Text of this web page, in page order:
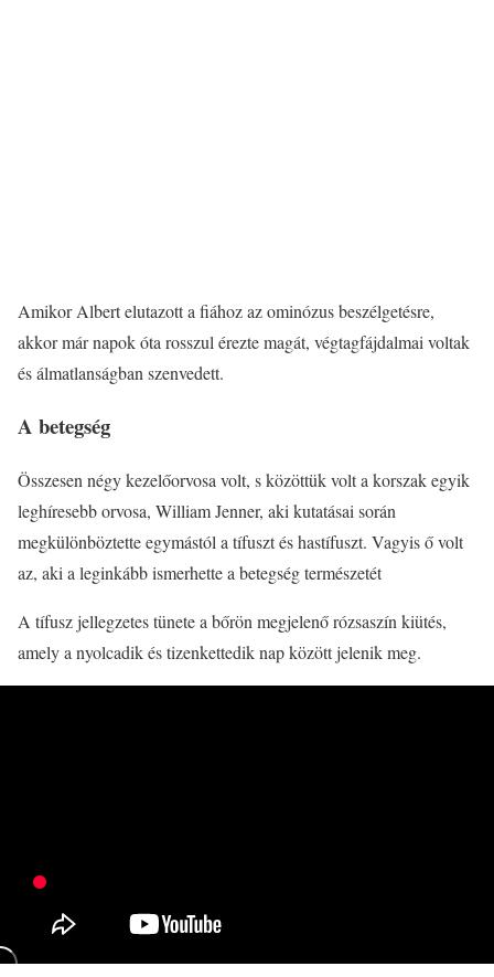
Amikor Albert elutazott a fiához az ominózus beszélgetésre,
akkor már napok óta rosszul érezte magát, végtagfájdalmai voltak
és álmatlanságban szenvedett.
A betegség
Összesen négy kezelőorvosa volt, s közöttük volt a korszak egyik
leghíresebb orvosa, William Jenner, aki kutatásai során
megkülönböztette egymástól a tífuszt és hastífuszt. Vagyis ő volt
az, aki a leginkább ismerhette a betegség természetét
A tífusz jellegzetes tünete a bőrön megjelenő rózsaszín kiütés,
amely a nyolcadik és tizenkettedik nap között jelenik meg.